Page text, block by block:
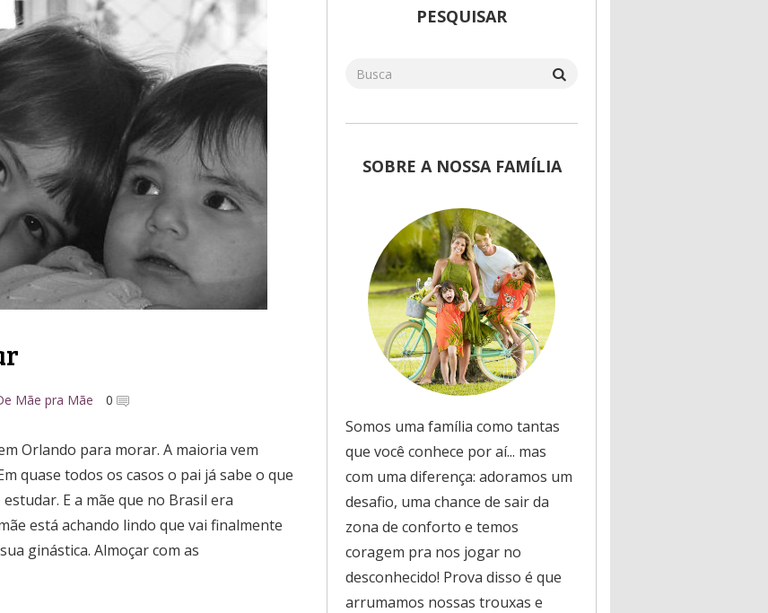
Mãe pra Mãe 0
Orlando para morar. A maioria vem
quase todos os casos o pai já sabe o que
E a mãe que no Brasil era
está achando lindo que vai finalmente
ginástica. Almoçar com as
PESQUISAR
SOBRE A NOSSA FAMÍLIA
Somos uma família como tantas
que você conhece por aí... mas
com uma diferença: adoramos um
desafio, uma chance de sair da
zona de conforto e temos
coragem pra nos jogar no
desconhecido! Prova disso é que
arrumamos nossas trouxas e